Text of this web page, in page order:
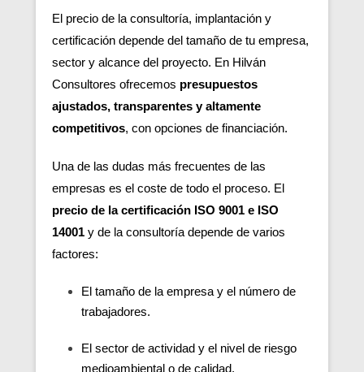
El precio de la consultoría, implantación y
certificación depende del tamaño de tu empresa,
sector y alcance del proyecto. En Hilván
Consultores ofrecemos presupuestos
ajustados, transparentes y altamente
competitivos, con opciones de financiación.
Una de las dudas más frecuentes de las
empresas es el coste de todo el proceso. El
precio de la certificación ISO 9001 e ISO
14001 y de la consultoría depende de varios
factores:
El tamaño de la empresa y el número de
trabajadores.
El sector de actividad y el nivel de riesgo
medioambiental o de calidad.